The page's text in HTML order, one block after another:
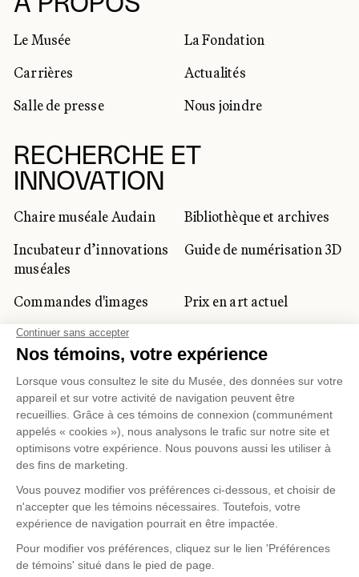
Le Musée
La Fondation
Carrières
Actualités
Salle de presse
Nous joindre
RECHERCHE ET
INNOVATION
Chaire muséale Audain
Bibliothèque et archives
Incubateur d’innovations
muséales
Guide de numérisation 3D
Commandes d'images
Prix en art actuel
Prix Lynne-Cohen
CLIENTÈLE CORPORATIVE
ET PRIVÉE
Location d'espaces
Activités corporatives
professionnels du
tourisme
RÉSEAUX SOCIAUX
Gestion des témoinsPolitique de confidentialité